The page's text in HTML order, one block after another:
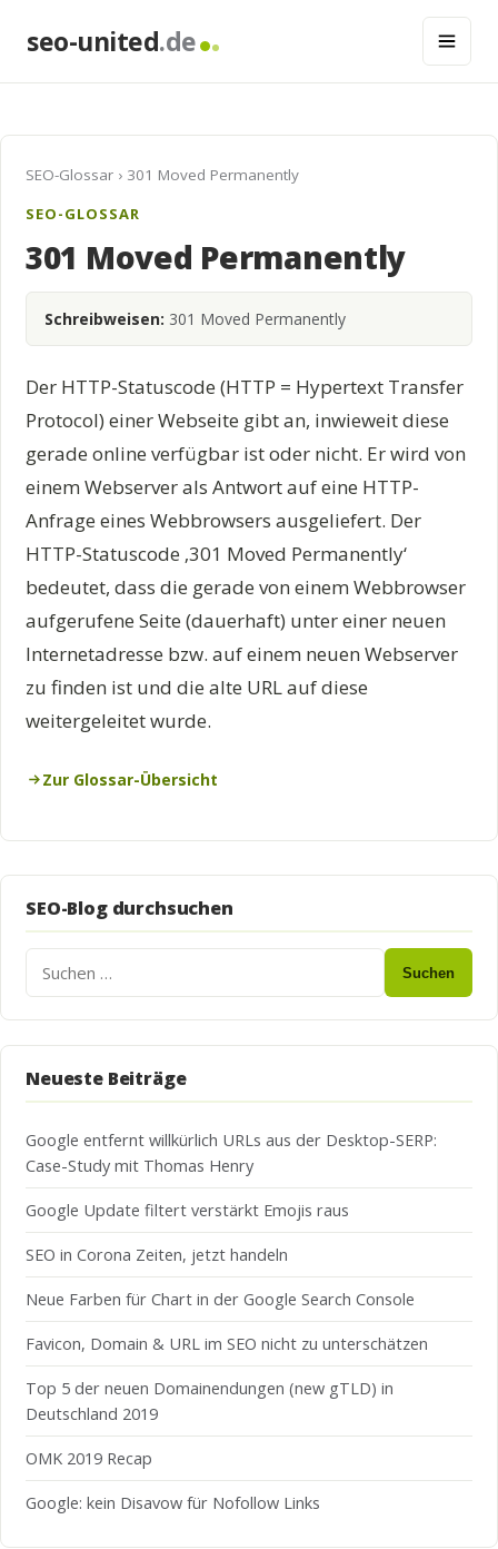
seo-united.de
SEO-Glossar › 301 Moved Permanently
SEO-GLOSSAR
301 Moved Permanently
Schreibweisen: 301 Moved Permanently
Der HTTP-Statuscode (HTTP = Hypertext Transfer
Protocol) einer Webseite gibt an, inwieweit diese
gerade online verfügbar ist oder nicht. Er wird von
einem Webserver als Antwort auf eine HTTP-
Anfrage eines Webbrowsers ausgeliefert. Der
HTTP-Statuscode ‚301 Moved Permanently‘
bedeutet, dass die gerade von einem Webbrowser
aufgerufene Seite (dauerhaft) unter einer neuen
Internetadresse bzw. auf einem neuen Webserver
zu finden ist und die alte URL auf diese
weitergeleitet wurde.
Zur Glossar-Übersicht
SEO-Blog durchsuchen
Suchen
Neueste Beiträge
Google entfernt willkürlich URLs aus der Desktop-SERP:
Case-Study mit Thomas Henry
Google Update filtert verstärkt Emojis raus
SEO in Corona Zeiten, jetzt handeln
Neue Farben für Chart in der Google Search Console
Favicon, Domain & URL im SEO nicht zu unterschätzen
Top 5 der neuen Domainendungen (new gTLD) in
Deutschland 2019
OMK 2019 Recap
Google: kein Disavow für Nofollow Links